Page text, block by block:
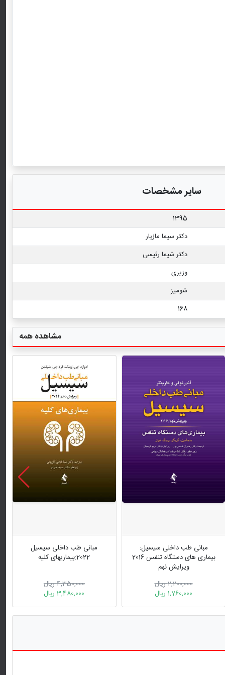
سایر مشخصات
1395
دکتر سیما مازیار
دکتر شیما رئیسی
وزیری
شومیز
168
مشاهده همه
مبانی طب داخلی سیسیل:
بیماری های دستگاه تنفس 2016
ویرایش نهم
2,200,000 ریال
1,760,000 ریال
مبانی طب داخلی سیسیل
2022:بیماریهای کلیه
4,350,000 ریال
3,480,000 ریال